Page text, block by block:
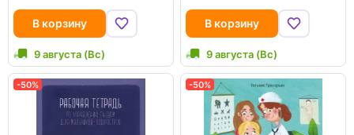
В корзину
9 августа (Вс)
В корзину
9 августа (Вс)
-50% -50%